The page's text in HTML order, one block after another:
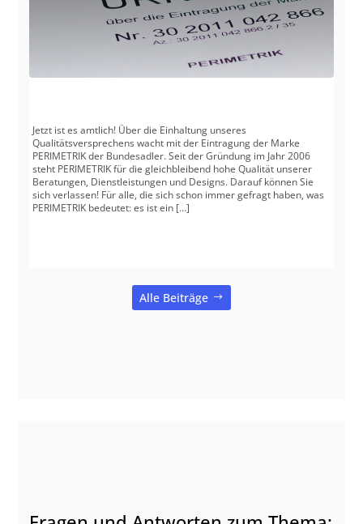
Jetzt ist es amtlich! Über die Einhaltung unseres
Qualitätsversprechens wacht mit der Eintragung der Marke
PERIMETRIK der Bundesadler. Seit der Gründung im Jahr 2006
steht PERIMETRIK für die gleichbleibend hohe Qualität unserer
Beratungen, Dienstleistungen und Designs. Darauf können Sie
sich verlassen! Für alle, die sich schon immer gefragt haben, was
PERIMETRIK bedeutet: es ist ein […]
Alle Beiträge